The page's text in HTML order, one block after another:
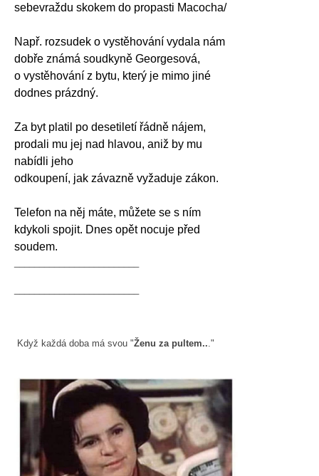
sebevraždu skokem do propasti Macocha/
Např. rozsudek o vystěhování vydala nám
dobře známá soudkyně Georgesová,
o vystěhování z bytu, který je mimo jiné
dodnes prázdný.
Za byt platil po desetiletí řádně nájem,
prodali mu jej nad hlavou, aniž by mu
nabídli jeho
odkoupení, jak závazně vyžaduje zákon.
Telefon na něj máte, můžete se s ním
kdykoli spojit. Dnes opět nocuje před
soudem.
Když každá doba má svou "Ženu za pultem..."